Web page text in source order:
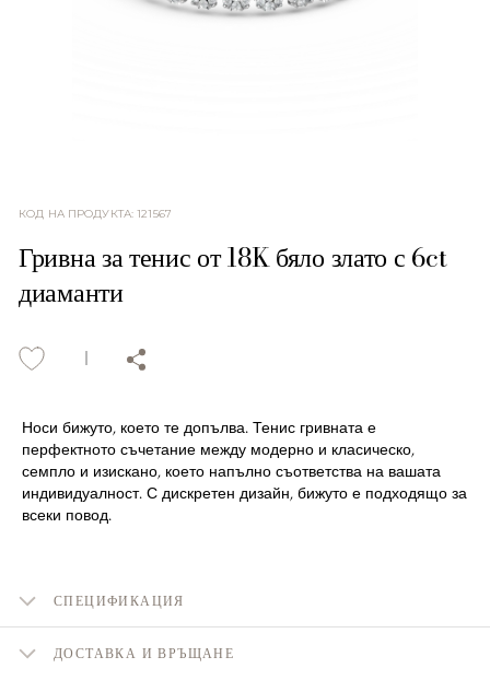
КОД НА ПРОДУКТА:121567
Гривна за тенис от 18K бяло злато с 6ct
диаманти
Носи бижуто, което те допълва. Тенис гривната е
перфектното съчетание между модерно и класическо,
семпло и изискано, което напълно съответства на вашата
индивидуалност. С дискретен дизайн, бижуто е подходящо за
всеки повод.
СПЕЦИФИКАЦИЯ
ДОСТАВКА И ВРЪЩАНЕ